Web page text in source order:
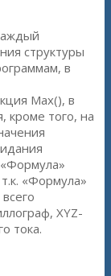
структуры
в
Max(), в
кроме того, на
«Формула»
XYZ-
тока.